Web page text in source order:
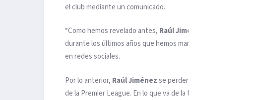
el club mediante un comunicado.
“Como hemos revelado antes, Raúl Jiménez
tiene un
durante los últimos años que hemos manejado, sin embargo,
en redes sociales.
Por lo anterior, Raúl Jiménezse perderá el duelo entre
de la Premier League. En lo que va de la temporada, el